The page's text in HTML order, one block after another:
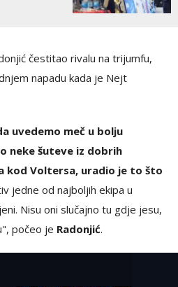
čestitao rivalu na trijumfu,
napadu kada je Nejt
uvedemo meč u bolju
neke šuteve iz dobrih
kod Voltersa, uradio je to što
jedne od najboljih ekipa u
Nisu oni slučajno tu gdje jesu,
počeo je Radonjić.